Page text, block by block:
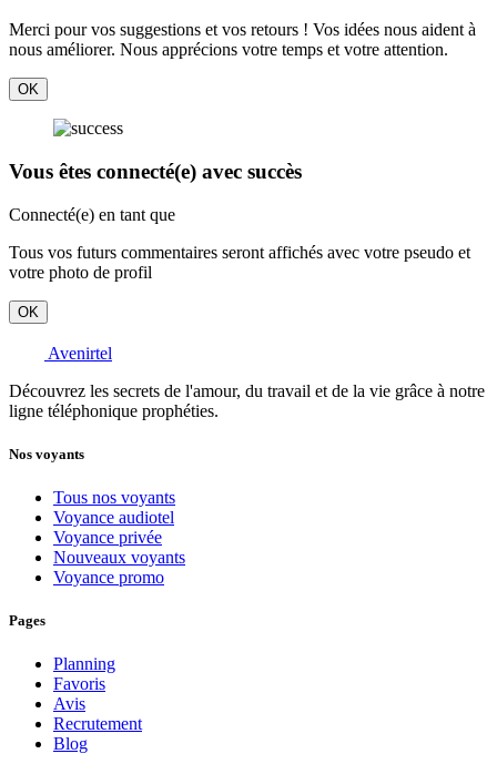
Merci pour vos suggestions et vos retours ! Vos idées nous aident à
nous améliorer. Nous apprécions votre temps et votre attention.
OK
Vous êtes connecté(e) avec succès
Connecté(e) en tant que
Tous vos futurs commentaires seront affichés avec votre pseudo et
votre photo de profil
OK
Avenirtel
Découvrez les secrets de l'amour, du travail et de la vie grâce à notre
ligne téléphonique prophéties.
Nos voyants
Tous nos voyants
Voyance audiotel
Voyance privée
Nouveaux voyants
Voyance promo
Pages
Planning
Favoris
Avis
Recrutement
Blog